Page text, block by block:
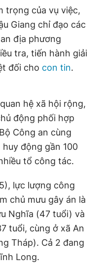
trọng của vụ việc,
Giang chỉ đạo các
địa phương
tra, tiến hành giải
đối cho con tin.
hệ xã hội rộng,
động phối hợp
Công an cùng
động gần 100
tổ công tác.
lực lượng công
chủ mưu gây án là
Nghĩa (47 tuổi) và
tuổi, cùng ở xã An
Tháp). Cả 2 đang
Long.